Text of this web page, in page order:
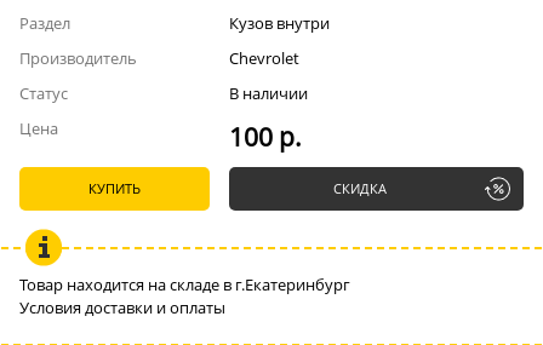
Раздел
Кузов внутри
Производитель
Chevrolet
Статус
В наличии
Цена
100 р.
КУПИТЬ СКИДКА
Товар находится на складе в г.Екатеринбург
Условия доставки и оплаты